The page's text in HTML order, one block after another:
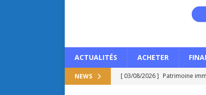
ACTUALITÉS ACHETER
NEWS [ 03/08/2026 ] Patrimoine